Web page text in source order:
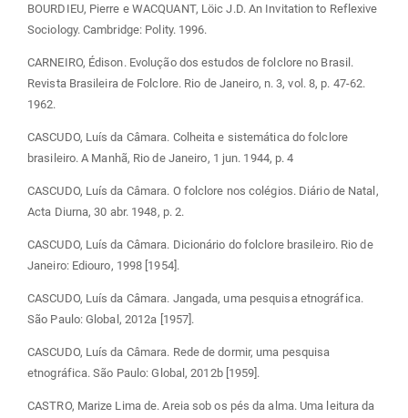
BOURDIEU, Pierre e WACQUANT, Löic J.D. An Invitation to Reflexive
Sociology. Cambridge: Polity. 1996.
CARNEIRO, Édison. Evolução dos estudos de folclore no Brasil.
Revista Brasileira de Folclore. Rio de Janeiro, n. 3, vol. 8, p. 47-62.
1962.
CASCUDO, Luís da Câmara. Colheita e sistemática do folclore
brasileiro. A Manhã, Rio de Janeiro, 1 jun. 1944, p. 4
CASCUDO, Luís da Câmara. O folclore nos colégios. Diário de Natal,
Acta Diurna, 30 abr. 1948, p. 2.
CASCUDO, Luís da Câmara. Dicionário do folclore brasileiro. Rio de
Janeiro: Ediouro, 1998 [1954].
CASCUDO, Luís da Câmara. Jangada, uma pesquisa etnográfica.
São Paulo: Global, 2012a [1957].
CASCUDO, Luís da Câmara. Rede de dormir, uma pesquisa
etnográfica. São Paulo: Global, 2012b [1959].
CASTRO, Marize Lima de. Areia sob os pés da alma. Uma leitura da